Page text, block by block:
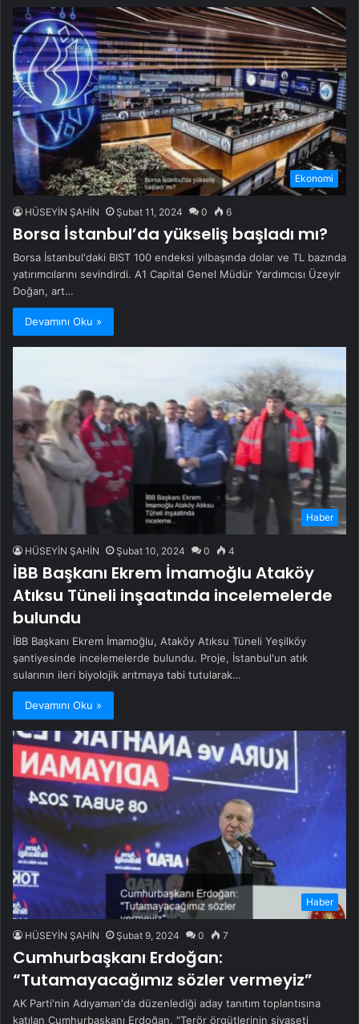
Ekonomi
HÜSEYİN ŞAHİN Şubat 11, 2024 0 6
Borsa İstanbul’da yükseliş başladı mı?
Borsa İstanbul'daki BIST 100 endeksi yılbaşında dolar ve TL bazında
yatırımcılarını sevindirdi. A1 Capital Genel Müdür Yardımcısı Üzeyir
Doğan, art…
Devamını Oku »
Haber
HÜSEYİN ŞAHİN Şubat 10, 2024 0 4
İBB Başkanı Ekrem İmamoğlu Ataköy
Atıksu Tüneli inşaatında incelemelerde
bulundu
İBB Başkanı Ekrem İmamoğlu, Ataköy Atıksu Tüneli Yeşilköy
şantiyesinde incelemelerde bulundu. Proje, İstanbul'un atık
sularının ileri biyolojik arıtmaya tabi tutularak…
Devamını Oku »
Haber
HÜSEYİN ŞAHİN Şubat 9, 2024 0 7
Cumhurbaşkanı Erdoğan:
“Tutamayacağımız sözler vermeyiz”
AK Parti'nin Adıyaman'da düzenlediği aday tanıtım toplantısına
katılan Cumhurbaşkanı Erdoğan, "Terör örgütlerinin siyaseti